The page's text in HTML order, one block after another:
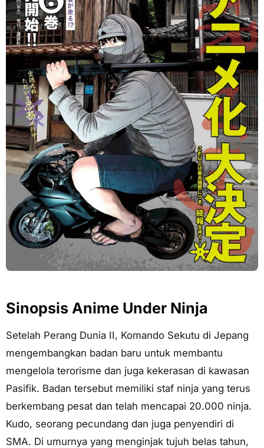
Sinopsis Anime Under Ninja
Setelah Perang Dunia II, Komando Sekutu di Jepang
mengembangkan badan baru untuk membantu
mengelola terorisme dan juga kekerasan di kawasan
Pasifik. Badan tersebut memiliki staf ninja yang terus
berkembang pesat dan telah mencapai 20.000 ninja.
Kudo, seorang pecundang dan juga penyendiri di
SMA. Di umurnya yang menginjak tujuh belas tahun,